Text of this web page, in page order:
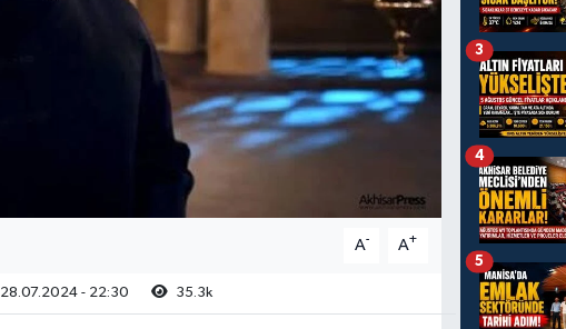
A- A+
28.07.2024 - 22:30 35.3k
3
4
5